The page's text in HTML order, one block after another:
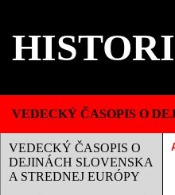
VEDECKÝ ČASOPIS O
VEDECKÝ ČASOPIS O
DEJINÁCH SLOVENSKA
A STREDNEJ EURÓPY